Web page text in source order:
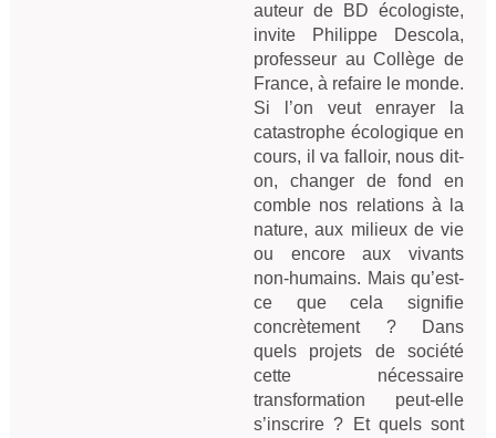
auteur de BD écologiste,
invite Philippe Descola,
professeur au Collège de
France, à refaire le monde.
Si l’on veut enrayer la
catastrophe écologique en
cours, il va falloir, nous dit-
on, changer de fond en
comble nos relations à la
nature, aux milieux de vie
ou encore aux vivants
non-humains. Mais qu’est-
ce que cela signifie
concrètement ? Dans
quels projets de société
cette nécessaire
transformation peut-elle
s’inscrire ? Et quels sont